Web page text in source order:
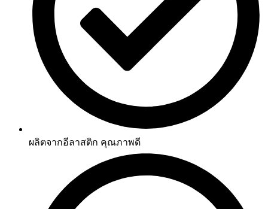
ผลิตจากอีลาสติก คุณภาพดี